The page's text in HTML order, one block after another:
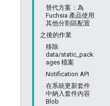
替代方案：為
Fuchsia 產品使用
其他分割區配置
之後的作業
移除
data/static_pack
ages 檔案
Notification API
在系統更新套件
中納入套件內容
Blob